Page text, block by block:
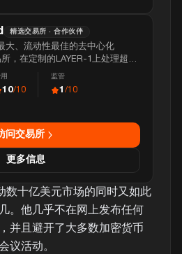
精选交易所 · 合作伙伴
大、流动性最佳的去中心化
，在定制的LAYER-1上处理超过
量，并实现亚秒级最终性。
10/10
监管
1 /10
问交易所
更多信息
数十亿美元市场的同时又如此
。他几乎不在网上发布任何
并且避开了大多数加密货币
议活动。